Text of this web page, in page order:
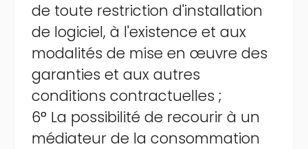
de toute restriction d'installation
de logiciel, à l'existence et aux
modalités de mise en œuvre des
garanties et aux autres
conditions contractuelles ;
6° La possibilité de recourir à un
médiateur de la consommation